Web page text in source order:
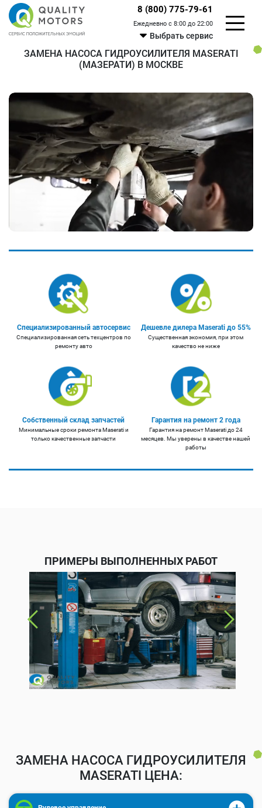
8 (800) 775-79-61
Ежедневно с 8:00 до 22:00
Выбрать сервис
ЗАМЕНА НАСОСА ГИДРОУСИЛИТЕЛЯ MASERATI
(МАЗЕРАТИ) В МОСКВЕ
Специализированный автосервис
Специализированная сеть техцентров по
ремонту авто
Дешевле дилера Maserati до 55%
Существенная экономия, при этом
качество не ниже
Собственный склад запчастей
Минимальные сроки ремонта Maserati и
только качественные запчасти
Гарантия на ремонт 2 года
Гарантия на ремонт Maserati до 24
месяцев. Мы уверены в качестве нашей
работы
ПРИМЕРЫ ВЫПОЛНЕННЫХ РАБОТ
ЗАМЕНА НАСОСА ГИДРОУСИЛИТЕЛЯ
MASERATI ЦЕНА: